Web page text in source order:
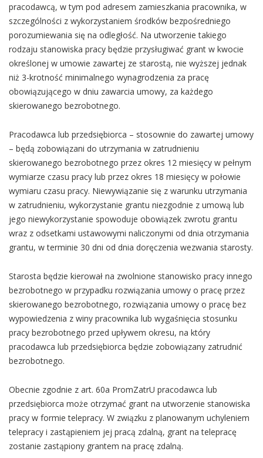
pracodawcą, w tym pod adresem zamieszkania pracownika, w
szczególności z wykorzystaniem środków bezpośredniego
porozumiewania się na odległość. Na utworzenie takiego
rodzaju stanowiska pracy będzie przysługiwać grant w kwocie
określonej w umowie zawartej ze starostą, nie wyższej jednak
niż 3-krotność minimalnego wynagrodzenia za pracę
obowiązującego w dniu zawarcia umowy, za każdego
skierowanego bezrobotnego.
Pracodawca lub przedsiębiorca – stosownie do zawartej umowy
– będą zobowiązani do utrzymania w zatrudnieniu
skierowanego bezrobotnego przez okres 12 miesięcy w pełnym
wymiarze czasu pracy lub przez okres 18 miesięcy w połowie
wymiaru czasu pracy. Niewywiązanie się z warunku utrzymania
w zatrudnieniu, wykorzystanie grantu niezgodnie z umową lub
jego niewykorzystanie spowoduje obowiązek zwrotu grantu
wraz z odsetkami ustawowymi naliczonymi od dnia otrzymania
grantu, w terminie 30 dni od dnia doręczenia wezwania starosty.
Starosta będzie kierował na zwolnione stanowisko pracy innego
bezrobotnego w przypadku rozwiązania umowy o pracę przez
skierowanego bezrobotnego, rozwiązania umowy o pracę bez
wypowiedzenia z winy pracownika lub wygaśnięcia stosunku
pracy bezrobotnego przed upływem okresu, na który
pracodawca lub przedsiębiorca będzie zobowiązany zatrudnić
bezrobotnego.
Obecnie zgodnie z art. 60a PromZatrU pracodawca lub
przedsiębiorca może otrzymać grant na utworzenie stanowiska
pracy w formie telepracy. W związku z planowanym uchyleniem
telepracy i zastąpieniem jej pracą zdalną, grant na telepracę
zostanie zastąpiony grantem na pracę zdalną.